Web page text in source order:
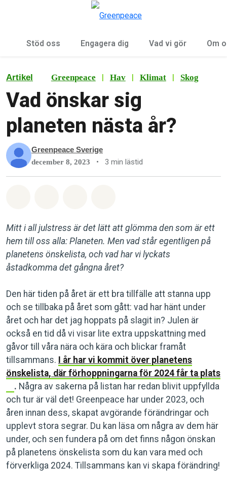
Stöd oss Engagera dig Vad vi gör Om
Artikel Greenpeace | Hav | Klimat | Skog
Vad önskar sig
planeten nästa år?
Greenpeace Sverige
december 8, 2023 • 3 min lästid
Mitt i all julstress är det lätt att glömma den som är ett
hem till oss alla: Planeten. Men vad står egentligen på
planetens önskelista, och vad har vi lyckats
åstadkomma det gångna året?
Den här tiden på året är ett bra tillfälle att stanna upp
och se tillbaka på året som gått: vad har hänt under
året och har det jag hoppats på slagit in? Julen är
också en tid då vi visar lite extra uppskattning med
gåvor till våra nära och kära och blickar framåt
tillsammans.
I år har vi kommit över planetens
önskelista, där förhoppningarna för 2024 får ta plats
. Några av sakerna på listan har redan blivit uppfyllda
och tur är väl det! Greenpeace har under 2023, och
åren innan dess, skapat avgörande förändringar och
upplevt stora segrar. Du kan läsa om några av dem här
under, och sen fundera på om det finns någon önskan
på planetens önskelista som du kan vara med och
förverkliga 2024. Tillsammans kan vi skapa förändring!